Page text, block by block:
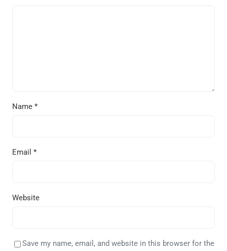
Name *
Email *
Website
Save my name, email, and website in this browser for the